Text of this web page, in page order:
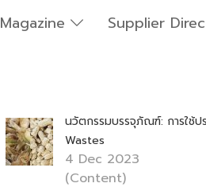
Magazine Supplier
นวัตกรรมบรรจุภัณฑ์: การใช้
Wastes
4 Dec 2023
(Content)